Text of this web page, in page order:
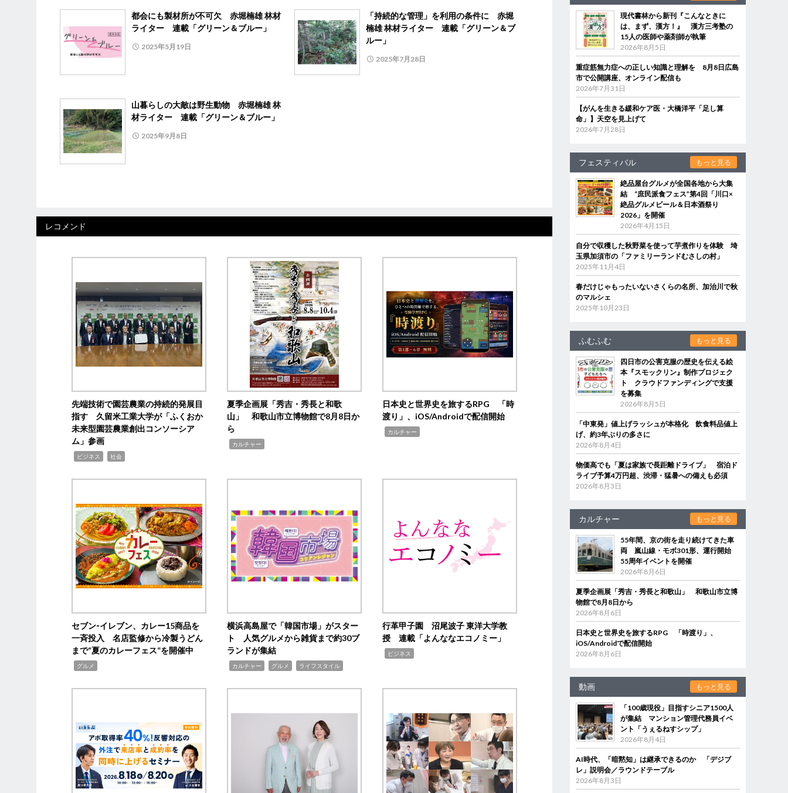
都会にも製材所が不可欠 赤堀楠雄 林材
ライター 連載「グリーン＆ブルー」
2025年5月19日
「持続的な管理」を利用の条件に 赤堀
楠雄 林材ライター 連載「グリーン＆ブ
ルー」
2025年7月28日
山暮らしの大敵は野生動物 赤堀楠雄 林
材ライター 連載「グリーン＆ブルー」
2025年9月8日
レコメンド
先端技術で園芸農業の持続的発展目
指す 久留米工業大学が「ふくおか
未来型園芸農業創出コンソーシア
ム」参画
ビジネス 社会
夏季企画展「秀吉・秀長と和歌
山」 和歌山市立博物館で8月8日か
ら
カルチャー
日本史と世界史を旅するRPG 「時
渡り」、iOS/Androidで配信開始
カルチャー
セブン‐イレブン、カレー15商品を
一斉投入 名店監修から冷製うどん
まで“夏のカレーフェス”を開催中
グルメ
横浜高島屋で「韓国市場」がスター
ト 人気グルメから雑貨まで約30ブ
ランドが集結
カルチャー グルメ ライフスタイル
行革甲子園 沼尾波子 東洋大学教
授 連載「よんななエコノミー」
ビジネス
現代書林から新刊『こんなときに
は、まず、漢方！』 漢方三考塾の
15人の医師や薬剤師が執筆
2026年8月5日
重症筋無力症への正しい知識と理解を 8月8日広島
市で公開講座、オンライン配信も
2026年7月31日
【がんを生きる緩和ケア医・大橋洋平「足し算
命」】天空を見上げて
2026年7月28日
フェスティバル もっと見る
絶品屋台グルメが全国各地から大集
結 “庶民派食フェス”第4回「川口×
絶品グルメビール＆日本酒祭り
2026」を開催
2026年4月15日
自分で収穫した秋野菜を使って芋煮作りを体験 埼
玉県加須市の「ファミリーランドむさしの村」
2025年11月4日
春だけじゃもったいないさくらの名所、加治川で秋
のマルシェ
2025年10月23日
ふむふむ もっと見る
四日市の公害克服の歴史を伝える絵
本『スモックリン』制作プロジェク
ト クラウドファンディングで支援
を募集
2026年8月5日
「中東発」値上げラッシュが本格化 飲食料品値上
げ、約3年ぶりの多さに
2026年8月4日
物価高でも「夏は家族で長距離ドライブ」 宿泊ド
ライブ予算4万円超、渋滞・猛暑への備えも必須
2026年8月3日
カルチャー もっと見る
55年間、京の街を走り続けてきた車
両 嵐山線・モボ301形、運行開始
55周年イベントを開催
2026年8月6日
夏季企画展「秀吉・秀長と和歌山」 和歌山市立博
物館で8月8日から
2026年8月6日
日本史と世界史を旅するRPG 「時渡り」、
iOS/Androidで配信開始
2026年8月6日
動画 もっと見る
「100歳現役」目指すシニア1500人
が集結 マンション管理代務員イベ
ント「うぇるねすシップ」
2026年8月4日
AI時代、「暗黙知」は継承できるのか 「デジブ
レ」説明会／ラウンドテーブル
2026年8月3日